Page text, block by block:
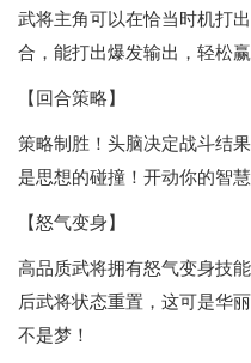
武将主角可以在恰当时机打
合，能打出爆发输出，轻松赢
【回合策略】
策略制胜！头脑决定战斗结
是思想的碰撞！开动你的智
【怒气变身】
高品质武将拥有怒气变身技
后武将状态重置，这可是华
不是梦！